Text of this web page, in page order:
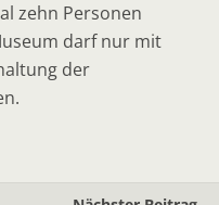
zehn Personen
darf nur mit
der